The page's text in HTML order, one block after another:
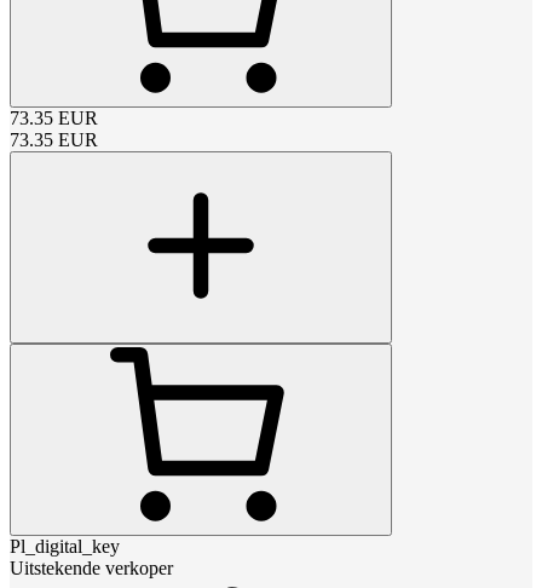
73.35 EUR
73.35 EUR
Pl_digital_key
Uitstekende verkoper